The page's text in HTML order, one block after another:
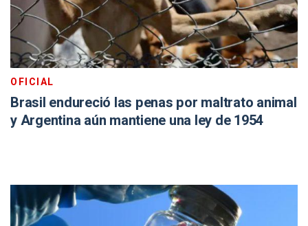
OFICIAL
Brasil endureció las penas por maltrato animal
y Argentina aún mantiene una ley de 1954